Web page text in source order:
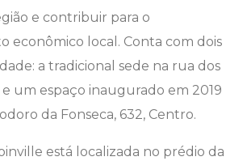
e contribuir para o
econômico local. Conta com dois
a tradicional sede na rua dos
um espaço inaugurado em 2019
da Fonseca, 632, Centro.
está localizada no prédio da